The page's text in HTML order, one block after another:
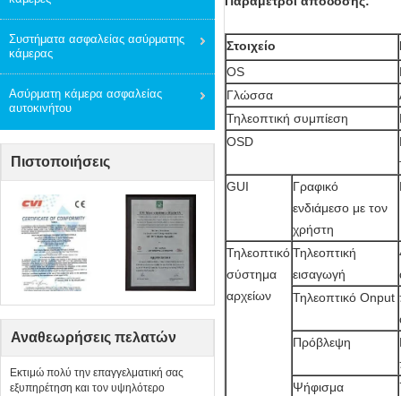
Συστήματα ασφαλείας ασύρματης
κάμερας
Ασύρματη κάμερα ασφαλείας
αυτοκινήτου
Πιστοποιήσεις
Αναθεωρήσεις πελατών
Εκτιμώ πολύ την επαγγελματική σας
εξυπηρέτηση και τον υψηλότερο
Στοιχείο
OS
Γλώσσα
Τηλεοπτική συμπίεση
OSD
GUI
Γραφικό
ενδιάμεσο με τον
χρήστη
Τηλεοπτικό
σύστημα
αρχείων
Τηλεοπτική
εισαγωγή
Τηλεοπτικό Onput
Πρόβλεψη
Ψήφισμα